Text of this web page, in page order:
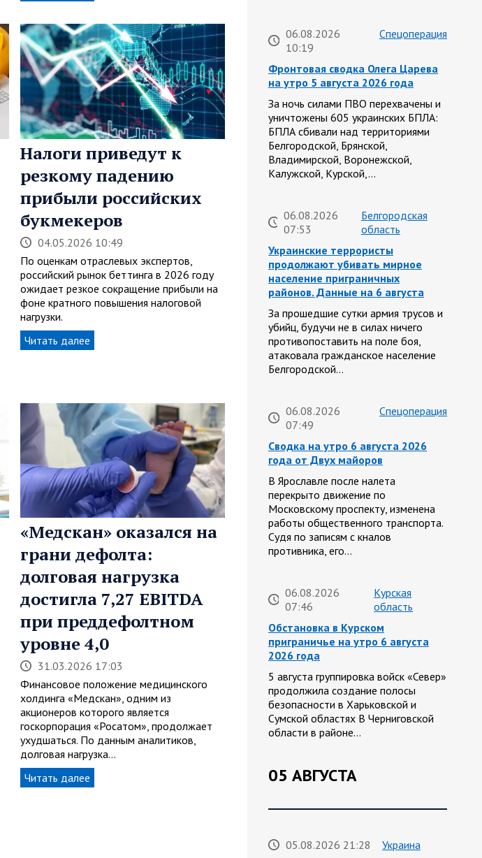
Налоги приведут к
резкому падению
прибыли российских
букмекеров
04.05.2026 10:49
По оценкам отраслевых экспертов,
российский рынок беттинга в 2026 году
ожидает резкое сокращение прибыли на
фоне кратного повышения налоговой
нагрузки.
Читать далее
«Медскан» оказался на
грани дефолта:
долговая нагрузка
достигла 7,27 EBITDA
при преддефолтном
уровне 4,0
31.03.2026 17:03
Финансовое положение медицинского
холдинга «Медскан», одним из
акционеров которого является
госкорпорация «Росатом», продолжает
ухудшаться. По данным аналитиков,
долговая нагрузка…
Читать далее
06.08.2026
10:19
Спецоперация
Фронтовая сводка Олега Царева
на утро 5 августа 2026 года
За ночь силами ПВО перехвачены и
уничтожены 605 украинских БПЛА:
БПЛА сбивали над территориями
Белгородской, Брянской,
Владимирской, Воронежской,
Калужской, Курской,…
06.08.2026
07:53
Белгородская
область
Украинские террористы
продолжают убивать мирное
население приграничных
районов. Данные на 6 августа
За прошедшие сутки армия трусов и
убийц, будучи не в силах ничего
противопоставить на поле боя,
атаковала гражданское население
Белгородской…
06.08.2026
07:49
Спецоперация
Сводка на утро 6 августа 2026
года от Двух майоров
В Ярославле после налета
перекрыто движение по
Московскому проспекту, изменена
работы общественного транспорта.
Судя по записям с кналов
противника, его…
06.08.2026
07:46
Курская
область
Обстановка в Курском
приграничье на утро 6 августа
2026 года
5 августа группировка войск «Север»
продолжила создание полосы
безопасности в Харьковской и
Сумской областях В Черниговской
области в районе…
05 АВГУСТА
05.08.2026 21:28
Украина